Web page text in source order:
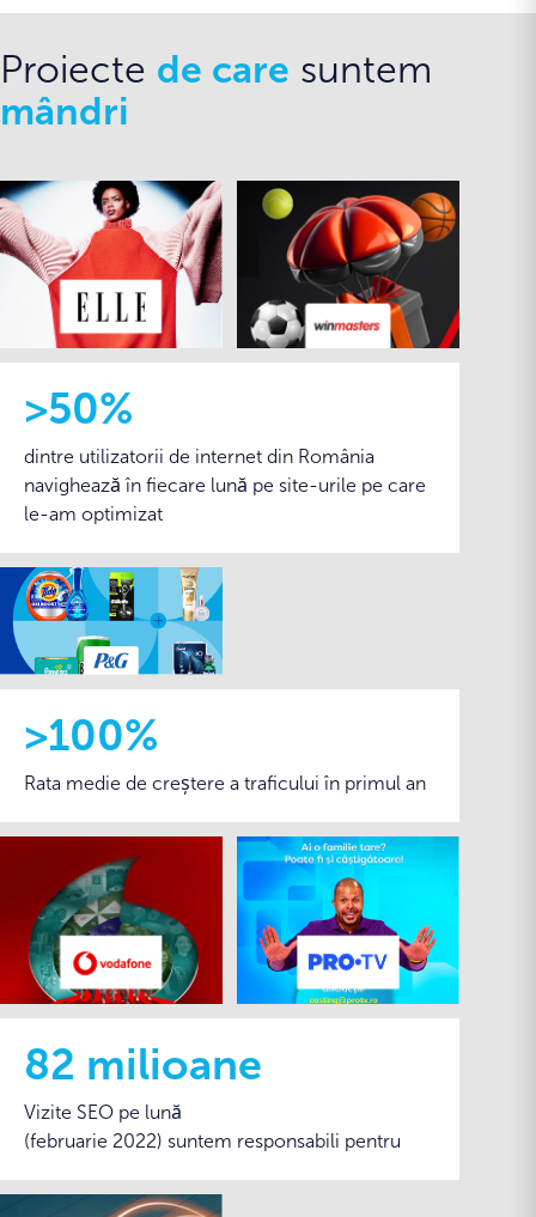
Proiecte de care suntem
mândri
>50%
dintre utilizatorii de internet din România
navighează în fiecare lună pe site-urile pe care
le-am optimizat
>100%
Rata medie de creștere a traficului în primul an
82 milioane
Vizite SEO pe lună
(februarie 2022) suntem responsabili pentru